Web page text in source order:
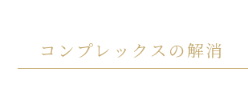
コンプレックスの解消